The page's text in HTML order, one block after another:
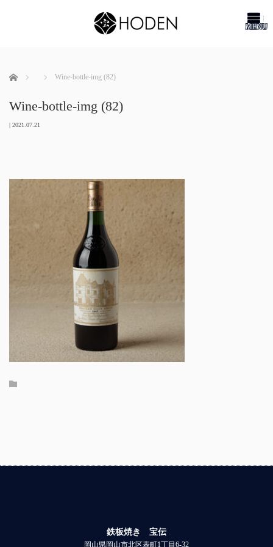
ホーム Wine-bottle-img (82)
Wine-bottle-img (82)
| 2021.07.21
鉄板焼き 宝伝
岡山県岡山市北区表町1丁目6-32